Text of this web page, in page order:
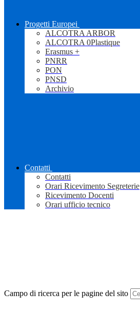
Progetti Europei
ALCOTRA ARBOR
ALCOTRA 0Plastique
Erasmus +
PNRR
PON
PNSD
Archivio
Contatti
Contatti
Orari Ricevimento Segreterie
Ricevimento Docenti
Orari ufficio tecnico
Campo di ricerca per le pagine del sito